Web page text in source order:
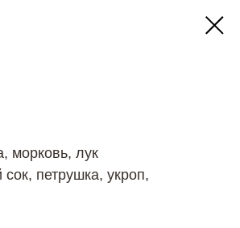
морковь, лук
петрушка, укроп,